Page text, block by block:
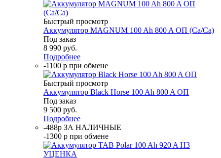
Быстрый просмотр
Аккумулятор MAGNUM 100 Ah 800 A ОП (Ca/Ca)
Под заказ
8 990 руб.
Подробнее
-1100 р при обмене
Быстрый просмотр
Аккумулятор Black Horse 100 Ah 800 A ОП
Под заказ
9 500 руб.
Подробнее
-488р ЗА НАЛИЧНЫЕ
-1300 р при обмене